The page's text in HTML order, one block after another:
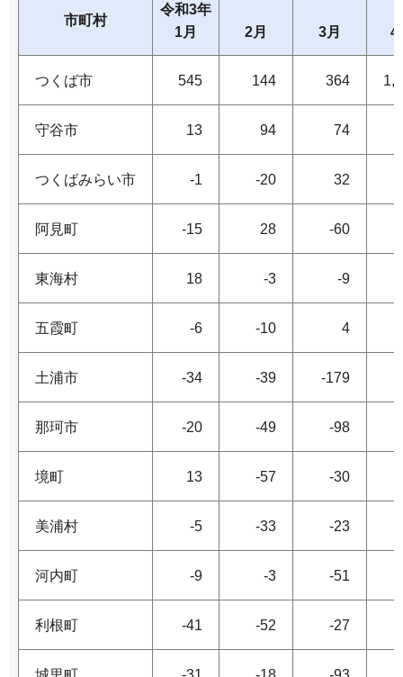
市町村
令和3年
1月
2月 3月 4
つくば市 545 144 364
守谷市 13 94 74
つくばみらい市 -1 -20 32
阿見町 -15 28 -60
東海村 18 -3 -9
五霞町 -6 -10 4
土浦市 -34 -39 -179
那珂市 -20 -49 -98
境町 13 -57 -30
美浦村 -5 -33 -23
河内町 -9 -3 -51
利根町 -41 -52 -27